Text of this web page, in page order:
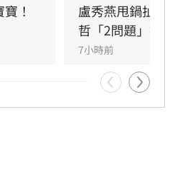
曾推薦台糖人事，呼籲勿
府反擊指出王鴻薇曾收受
金，質疑其發言動機。
布局與食安通報責任展開
的政治角力與食安疑雲
食安把關的信任度亦備
！
盧秀燕甩鍋扯
哲「2問題」打
7小時前